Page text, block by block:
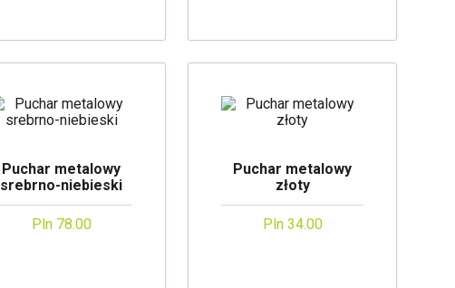
Puchar metalowy
srebrno-niebieski
Pln 78.00
Puchar metalowy
złoty
Pln 34.00